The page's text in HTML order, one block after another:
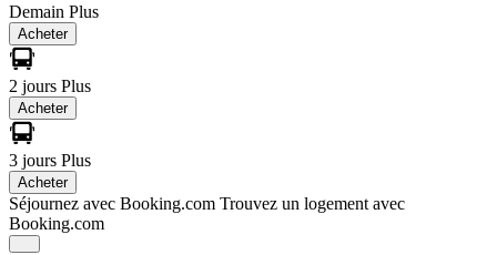
Demain Plus
Acheter
2 jours Plus
Acheter
3 jours Plus
Acheter
Séjournez avec Booking.com Trouvez un logement avec
Booking.com